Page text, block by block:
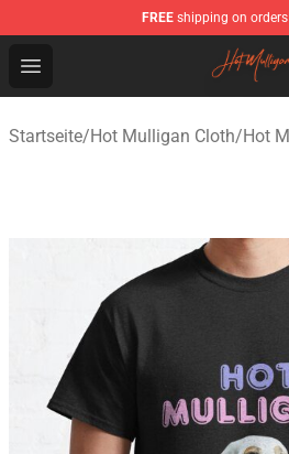
FREE shipping on
Open menu
Hot Mulligan Shop - Official
Startseite/Hot Mulligan Cloth/Hot